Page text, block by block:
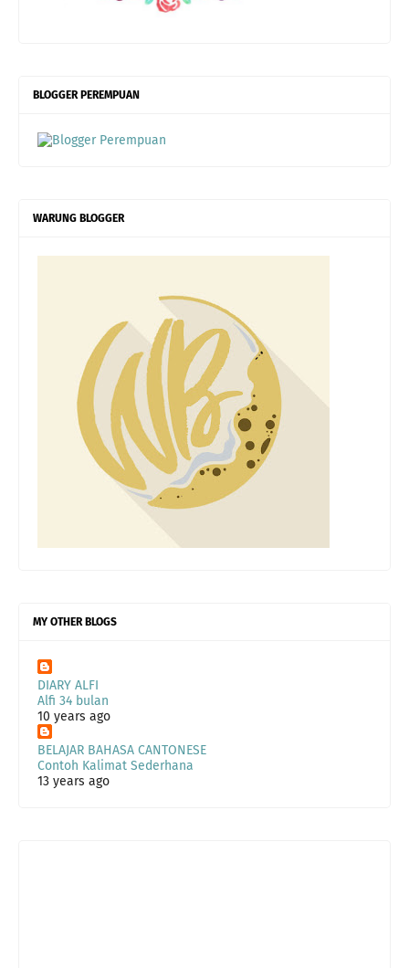
BLOGGER PEREMPUAN
WARUNG BLOGGER
MY OTHER BLOGS
DIARY ALFI
Alfi 34 bulan
10 years ago
BELAJAR BAHASA CANTONESE
Contoh Kalimat Sederhana
13 years ago